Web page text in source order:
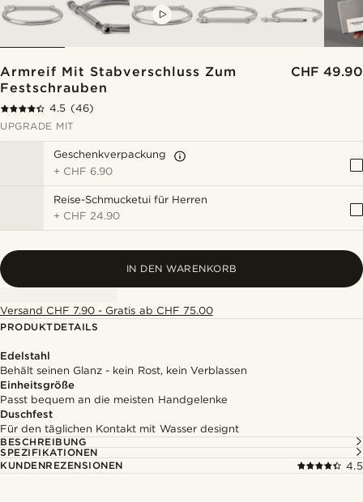
Armreif Mit Stabverschluss Zum
Festschrauben
CHF 49.90
4.5 (46)
UPGRADE MIT
Geschenkverpackung
+ CHF 6.90
Reise-Schmucketui für Herren
+ CHF 24.90
IN DEN WARENKORB
Versand CHF 7.90 - Gratis ab CHF 75.00
PRODUKTDETAILS
Edelstahl
Behält seinen Glanz - kein Rost, kein Verblassen
Einheitsgröße
Passt bequem an die meisten Handgelenke
Duschfest
Für den täglichen Kontakt mit Wasser designt
BESCHREIBUNG
SPEZIFIKATIONEN
KUNDENREZENSIONEN
4.5